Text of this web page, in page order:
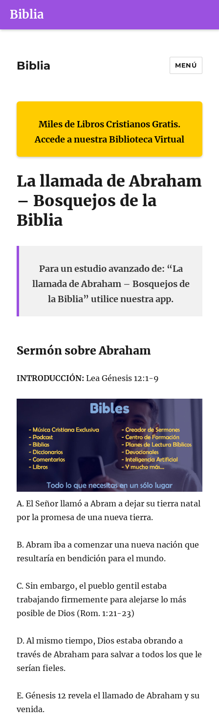
Biblia
Biblia MENÚ
Miles de Libros Cristianos Gratis.
Accede a nuestra Biblioteca Virtual
La llamada de Abraham
– Bosquejos de la
Biblia
Para un estudio avanzado de: “La
llamada de Abraham – Bosquejos de
la Biblia” utilice nuestra app.
Sermón sobre Abraham
INTRODUCCIÓN: Lea Génesis 12:1-9
A. El Señor llamó a Abram a dejar su tierra natal
por la promesa de una nueva tierra.
B. Abram iba a comenzar una nueva nación que
resultaría en bendición para el mundo.
C. Sin embargo, el pueblo gentil estaba
trabajando firmemente para alejarse lo más
posible de Dios (Rom. 1:21-23)
D. Al mismo tiempo, Dios estaba obrando a
través de Abraham para salvar a todos los que le
serían fieles.
E. Génesis 12 revela el llamado de Abraham y su
venida.